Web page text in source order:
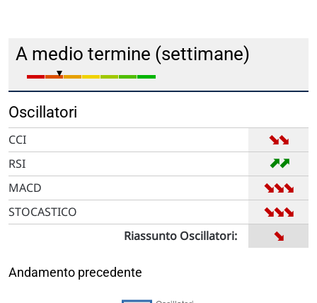
A medio termine (settimane)
Oscillatori
CCI ➡
➡
RSI ➡
➡
MACD ➡
➡
➡
STOCASTICO ➡
➡
➡
Riassunto Oscillatori: ➡
Andamento precedente